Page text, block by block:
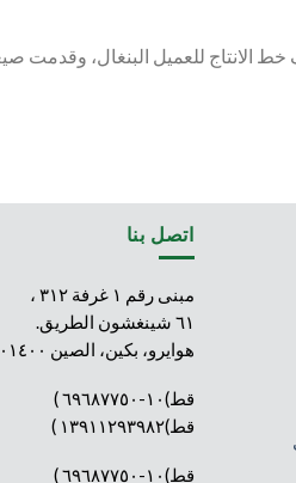
اتصل بنا
مبنى رقم ١ غرفة ٣١٢ ،
٦١ شينغشون الطريق.
هوايرو، بكين، الصين ١٠١٤٠٠
قط)١٠-٦٩٦٨٧٧٥٠ )
قط)١٣٩١١٢٩٣٩٨٢ )
قط)١٠-٦٩٦٨٧٧٥٠ )